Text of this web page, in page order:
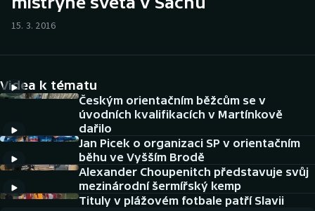
Cyklistika
DALŠÍ SPORTY
Americký fotbal
Baseball a softbal
NEPŘEHLÉDNĚTE
Soutěže
15. 3. 2016
Videa k tématu
Českým orientačním běžcům se v
úvodních kvalifikacích v Martínkově
dařilo
Jan Picek o organizaci SP v orientačním
běhu ve Vyšším Brodě
Alexander Choupenitch představuje svůj
mezinárodní šermířský kemp
Tituly v plážovém fotbale patří Slavii